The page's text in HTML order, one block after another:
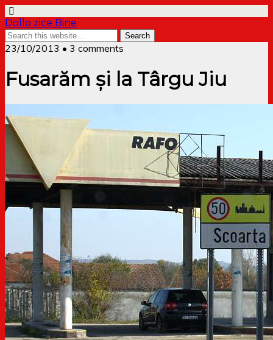
Dollo zice Bine
23/10/2013 • 3 comments
Fusarăm și la Târgu Jiu